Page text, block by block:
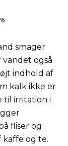
smager
også
indhold af
kalk ikke er
til irritation i
fliser og
og te.